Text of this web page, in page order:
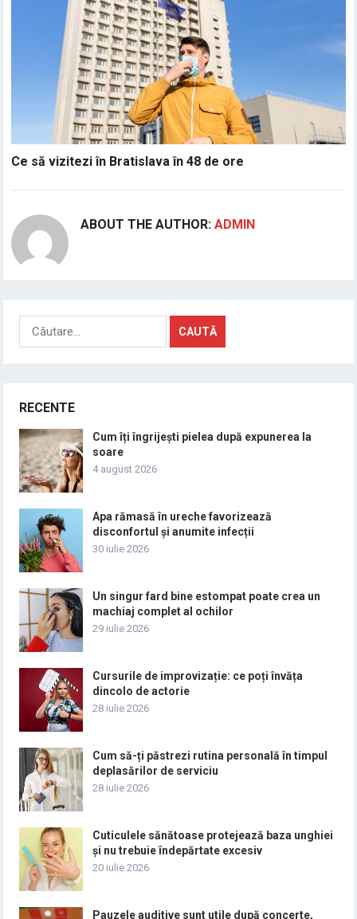
Ce să vizitezi în Bratislava în 48 de ore
ABOUT THE AUTHOR:ADMIN
Caută
după:
RECENTE
Cum îți îngrijești pielea după expunerea la
soare
4 august 2026
Apa rămasă în ureche favorizează
disconfortul și anumite infecții
30 iulie 2026
Un singur fard bine estompat poate crea un
machiaj complet al ochilor
29 iulie 2026
Cursurile de improvizație: ce poți învăța
dincolo de actorie
28 iulie 2026
Cum să-ți păstrezi rutina personală în timpul
deplasărilor de serviciu
28 iulie 2026
Cuticulele sănătoase protejează baza unghiei
și nu trebuie îndepărtate excesiv
20 iulie 2026
Pauzele auditive sunt utile după concerte,